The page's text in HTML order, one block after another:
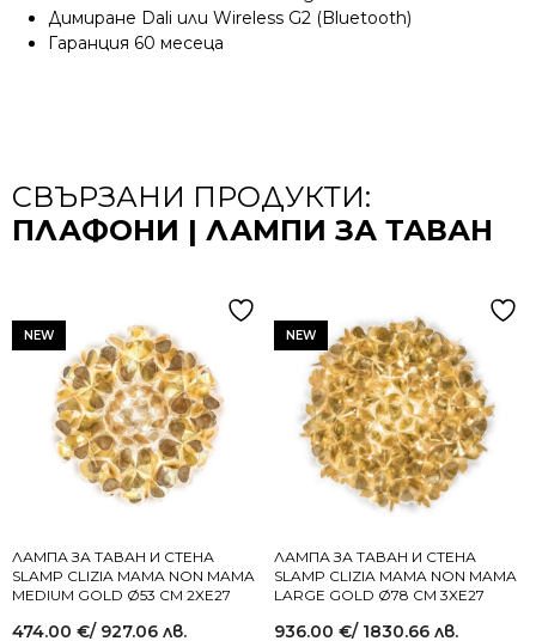
Димиране Dali или Wireless G2 (Bluetooth)
Гаранция 60 месеца
СВЪРЗАНИ ПРОДУКТИ:
ПЛАФОНИ | ЛАМПИ ЗА ТАВАН
NEW
ЛАМПА ЗА ТАВАН И СТЕНА
SLAMP CLIZIA MAMA NON MAMA
MEDIUM GOLD Ø53 СМ 2XE27
474.00 €/ 927.06 лв.
NEW
ЛАМПА ЗА ТАВАН И СТЕНА
SLAMP CLIZIA MAMA NON MAMA
LARGE GOLD Ø78 СМ 3XE27
936.00 €/ 1830.66 лв.